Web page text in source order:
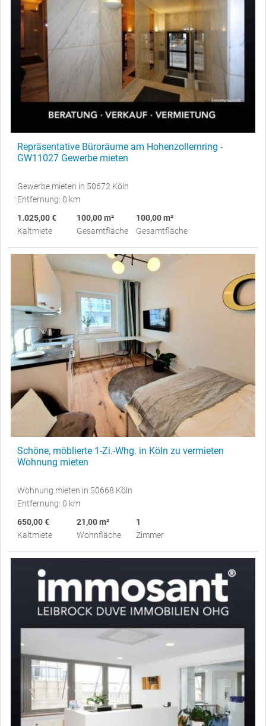
Repräsentative Büroräume am Hohenzollernring -
GW11027 Gewerbe mieten
Gewerbe mieten in 50672 Köln
Entfernung: 0 km
1.025,00 €
Kaltmiete
100,00 m²
Gesamtfläche
100,00 m²
Gesamtfläche
Schöne, möblierte 1-Zi.-Whg. in Köln zu vermieten
Wohnung mieten
Wohnung mieten in 50668 Köln
Entfernung: 0 km
650,00 €
Kaltmiete
21,00 m²
Wohnfläche
1
Zimmer